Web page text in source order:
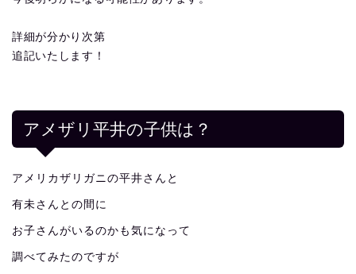
詳細が分かり次第
追記いたします！
アメザリ平井の子供は？
アメリカザリガニの平井さんと
有未さんとの間に
お子さんがいるのかも気になって
調べてみたのですが